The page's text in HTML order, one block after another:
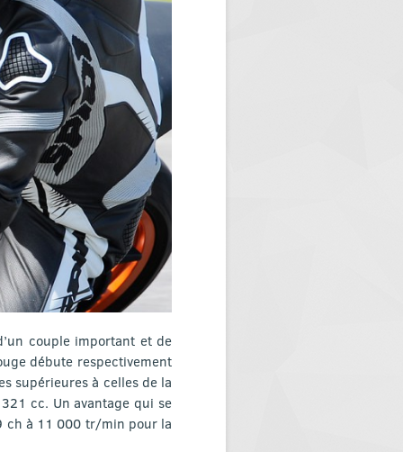
couple important et de
débute respectivement
supérieures à celles de la
cc. Un avantage qui se
ch à 11 000 tr/min pour la